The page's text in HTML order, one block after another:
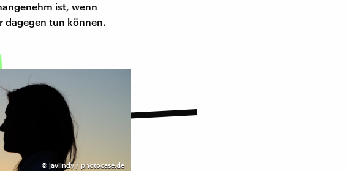
ist, wenn
dagegen tun können.
© javiindy / photocase.de